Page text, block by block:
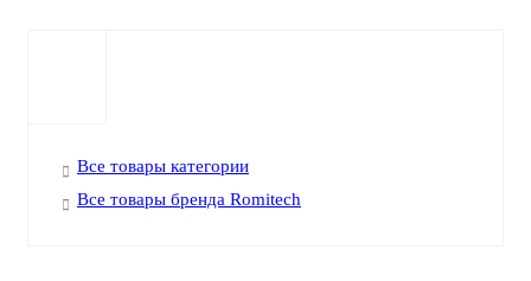
Все товары категории
Все товары бренда Romitech